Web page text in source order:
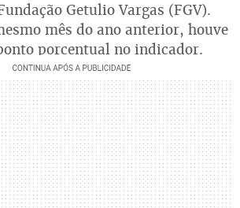
Getulio Vargas (FGV).
mês do ano anterior, houve
porcentual no indicador.